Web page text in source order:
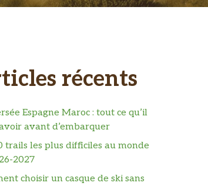
récents
Espagne Maroc : tout ce qu’il
avant d’embarquer
trails les plus difficiles au monde
2027
choisir un casque de ski sans